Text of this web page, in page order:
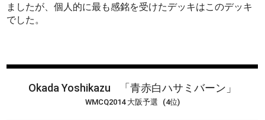
ましたが、個人的に最も感銘を受けたデッキはこのデッキ
でした。
Okada Yoshikazu 「青赤白ハサミバーン」
WMCQ2014 大阪予選 (4位)